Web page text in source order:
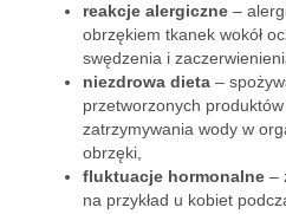
reakcje alergiczne –
obrzękiem tkanek wokół
swędzenia i
niezdrowa dieta –
przetworzonych
zatrzymywania wody w
obrzęki,
fluktuacje hormonalne –
na przykład u kobiet